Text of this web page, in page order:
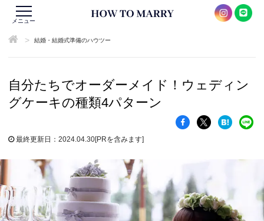
メニュー
> 結婚・結婚式準備のハウツー
自分たちでオーダーメイド！ウェディン
グケーキの種類4パターン
最終更新日：2024.04.30[PRを含みます]